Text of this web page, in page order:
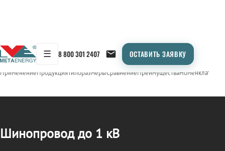
☰ 8 800 301 2407 ОСТАВИТЬ ЗАЯВКУ
← Продукция/ШИНОПРОВОД
ПрименениеПродукцияТипоразмерыСравнениеПреимуществаНоменклатура
Шинопровод до 1 кВ